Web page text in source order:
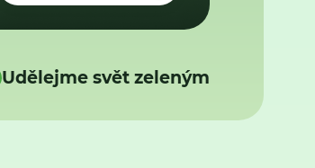
Udělejme svět zeleným